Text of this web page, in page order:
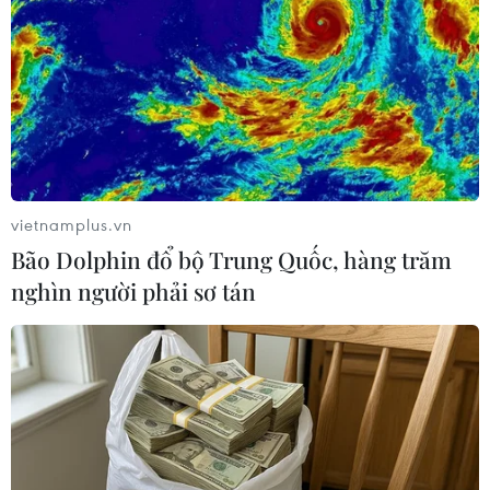
khẩu
09/08/2026 14:15
Thêm dư địa dòng tiền cho doanh
nghiệp nhỏ và vừa từ chính sách
thuế
09/08/2026 14:15
Tập trung nguồn lực đưa Dự án
Nhiệt điện Long Phú 1 về đích
09/08/2026 13:46
Ấn Độ dự kiến chi 8,8 tỷ USD cho
hoạt động thăm dò dầu khí biển sâu
vietnamplus.vn
Bão Dolphin đổ bộ Trung Quốc, hàng trăm
nghìn người phải sơ tán